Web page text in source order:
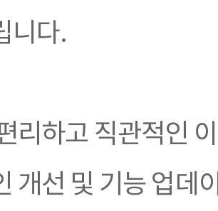
니다.
리하고 직관적인
개선 및 기능 업데